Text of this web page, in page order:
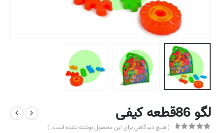
لگو 86قطعه کیفی
( هیچ دیدگاهی برای این محصول نوشته نشده است. )